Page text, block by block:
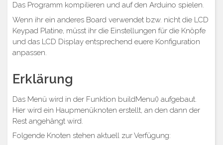
Das Programm kompilieren und auf den Arduino spielen.
Wenn ihr ein anderes Board verwendet bzw. nicht die LCD
Keypad Platine, müsst ihr die Einstellungen für die Knöpfe
und das LCD Display entsprechend euere Konfiguration
anpassen.
Erklärung
Das Menü wird in der Funktion buildMenu() aufgebaut.
Hier wird ein Haupmenüknoten erstellt, an den dann der
Rest angehängt wird.
Folgende Knoten stehen aktuell zur Verfügung: